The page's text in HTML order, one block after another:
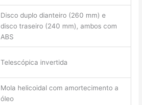
Disco duplo dianteiro (260 mm) e
disco traseiro (240 mm), ambos com
ABS
Telescópica invertida
Mola helicoidal com amortecimento a
óleo